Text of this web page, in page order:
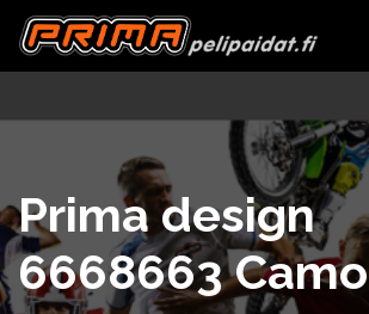
Prima design
6668663 Camo